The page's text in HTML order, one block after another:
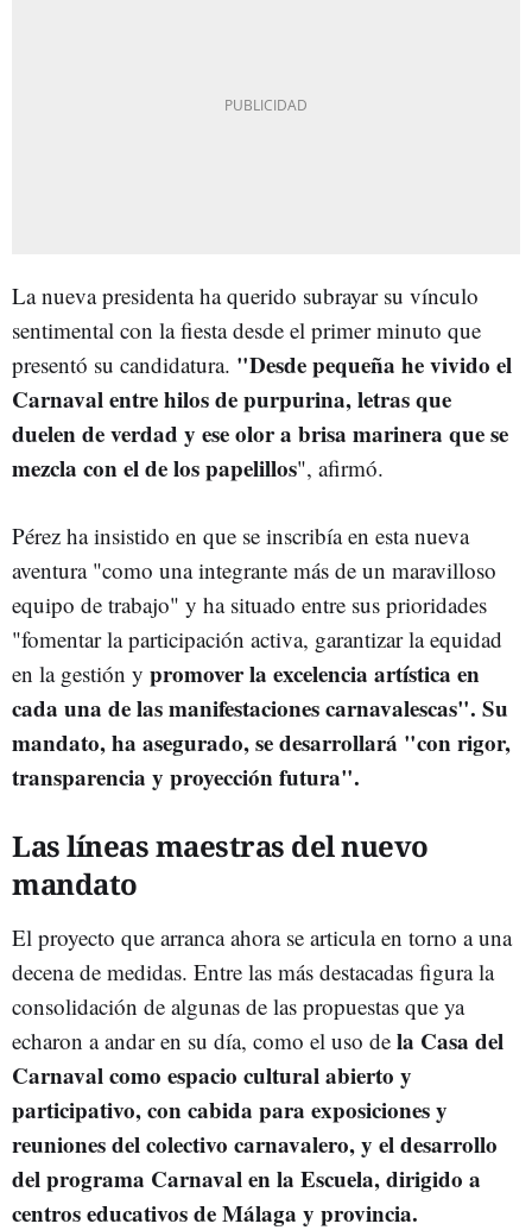
La nueva presidenta ha querido subrayar su vínculo
sentimental con la fiesta desde el primer minuto que
presentó su candidatura. "Desde pequeña he vivido el
Carnaval entre hilos de purpurina, letras que
duelen de verdad y ese olor a brisa marinera que se
mezcla con el de los papelillos", afirmó.
Pérez ha insistido en que se inscribía en esta nueva
aventura "como una integrante más de un maravilloso
equipo de trabajo" y ha situado entre sus prioridades
"fomentar la participación activa, garantizar la equidad
en la gestión y promover la excelencia artística en
cada una de las manifestaciones carnavalescas". Su
mandato, ha asegurado, se desarrollará "con rigor,
transparencia y proyección futura".
Las líneas maestras del nuevo
mandato
El proyecto que arranca ahora se articula en torno a una
decena de medidas. Entre las más destacadas figura la
consolidación de algunas de las propuestas que ya
echaron a andar en su día, como el uso de la Casa del
Carnaval como espacio cultural abierto y
participativo, con cabida para exposiciones y
reuniones del colectivo carnavalero, y el desarrollo
del programa Carnaval en la Escuela, dirigido a
centros educativos de Málaga y provincia.